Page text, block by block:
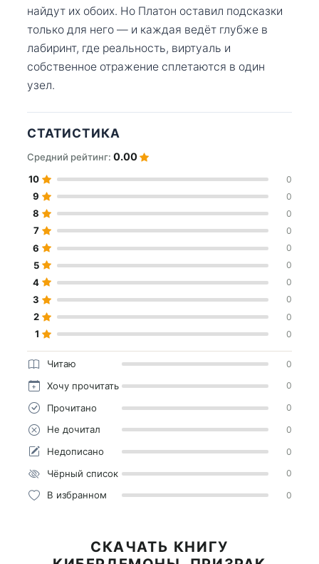
найдут их обоих. Но Платон оставил подсказки
только для него — и каждая ведёт глубже в
лабиринт, где реальность, виртуаль и
собственное отражение сплетаются в один
узел.
СТАТИСТИКА
Средний рейтинг: 0.00
10 0
9 0
8 0
7 0
6 0
5 0
4 0
3 0
2 0
1 0
Читаю 0
Хочу прочитать 0
Прочитано 0
Не дочитал 0
Недописано 0
Чёрный список 0
В избранном 0
СКАЧАТЬ КНИГУ